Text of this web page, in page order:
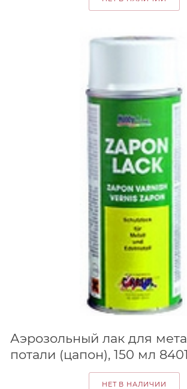
Аэрозольный лак для
потали (цапон), 150 мл
НЕТ В НАЛИЧИИ